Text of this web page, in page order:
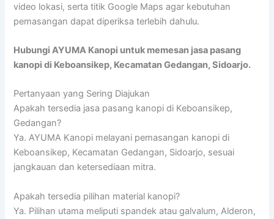
video lokasi, serta titik Google Maps agar kebutuhan
pemasangan dapat diperiksa terlebih dahulu.
Hubungi AYUMA Kanopi untuk memesan jasa pasang
kanopi di Keboansikep, Kecamatan Gedangan, Sidoarjo.
Pertanyaan yang Sering Diajukan
Apakah tersedia jasa pasang kanopi di Keboansikep,
Gedangan?
Ya. AYUMA Kanopi melayani pemasangan kanopi di
Keboansikep, Kecamatan Gedangan, Sidoarjo, sesuai
jangkauan dan ketersediaan mitra.
Apakah tersedia pilihan material kanopi?
Ya. Pilihan utama meliputi spandek atau galvalum, Alderon,